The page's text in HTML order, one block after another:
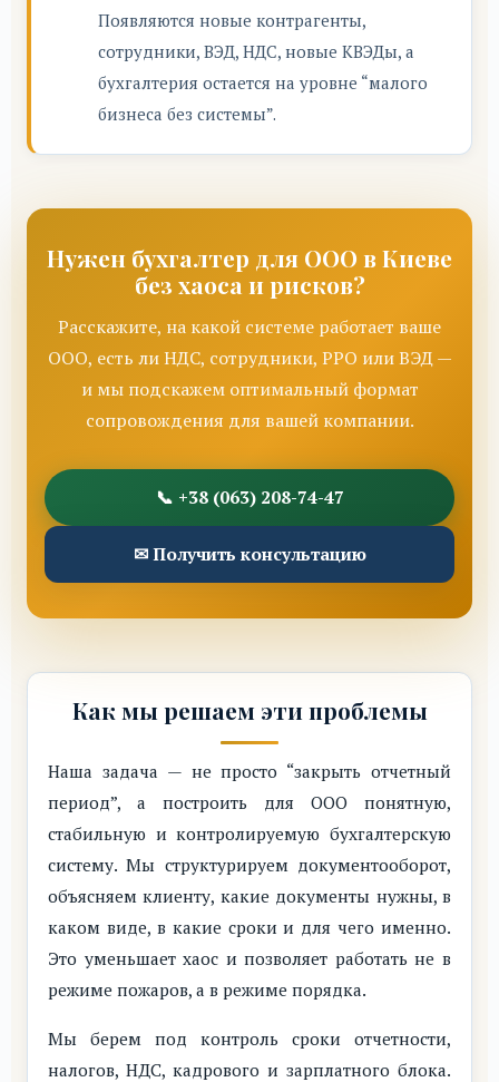
Появляются новые контрагенты,
сотрудники, ВЭД, НДС, новые КВЭДы, а
бухгалтерия остается на уровне “малого
бизнеса без системы”.
Нужен бухгалтер для ООО в Киеве
без хаоса и рисков?
Расскажите, на какой системе работает ваше
ООО, есть ли НДС, сотрудники, РРО или ВЭД —
и мы подскажем оптимальный формат
сопровождения для вашей компании.
📞 +38 (063) 208-74-47
✉ Получить консультацию
Как мы решаем эти проблемы
Наша задача — не просто “закрыть отчетный
период”, а построить для ООО понятную,
стабильную и контролируемую бухгалтерскую
систему. Мы структурируем документооборот,
объясняем клиенту, какие документы нужны, в
каком виде, в какие сроки и для чего именно.
Это уменьшает хаос и позволяет работать не в
режиме пожаров, а в режиме порядка.
Мы берем под контроль сроки отчетности,
налогов, НДС, кадрового и зарплатного блока.